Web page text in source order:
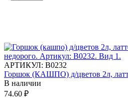
АРТИКУЛ: В0232
Горшок (КАШПО) д/цветов 2л,
В наличии
74.60 ₽